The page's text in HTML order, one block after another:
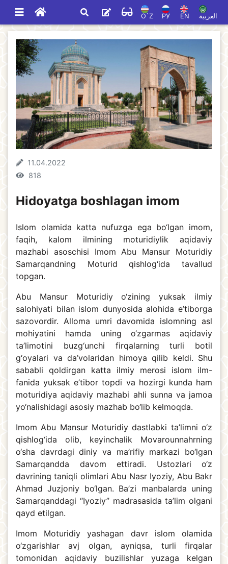
O`Z РУ EN العربية
11.04.2022
818
Hidoyatga boshlagan imom
Islom olamida katta nufuzga ega bo‘lgan imom,
faqih, kalom ilmining moturidiylik aqidaviy
mazhabi asoschisi Imom Abu Mansur Moturidiy
Samarqandning Moturid qishlog‘ida tavallud
topgan.
Abu Mansur Moturidiy o‘zining yuksak ilmiy
salohiyati bilan islom dunyosida alohida e’tiborga
sazovordir. Alloma umri davomida islomning asl
mohiyatini hamda uning o‘zgarmas aqidaviy
ta’limotini buzg‘unchi firqalarning turli botil
g‘oyalari va da’volaridan himoya qilib keldi. Shu
sababli qoldirgan katta ilmiy merosi islom ilm-
fanida yuksak e’tibor topdi va hozirgi kunda ham
moturidiya aqidaviy mazhabi ahli sunna va jamoa
yo‘nalishidagi asosiy mazhab bo‘lib kelmoqda.
Imom Abu Mansur Moturidiy dastlabki ta’limni o‘z
qishlog‘ida olib, keyinchalik Movarounnahrning
o‘sha davrdagi diniy va ma’rifiy markazi bo‘lgan
Samarqandda davom ettiradi. Ustozlari o‘z
davrining taniqli olimlari Abu Nasr Iyoziy, Abu Bakr
Ahmad Juzjoniy bo‘lgan. Ba’zi manbalarda uning
Samarqanddagi “Iyoziy” madrasasida ta’lim olgani
qayd etilgan.
Imom Moturidiy yashagan davr islom olamida
o‘zgarishlar avj olgan, ayniqsa, turli firqalar
tomonidan aqidaviy buzilishlar yuzaga kelgan